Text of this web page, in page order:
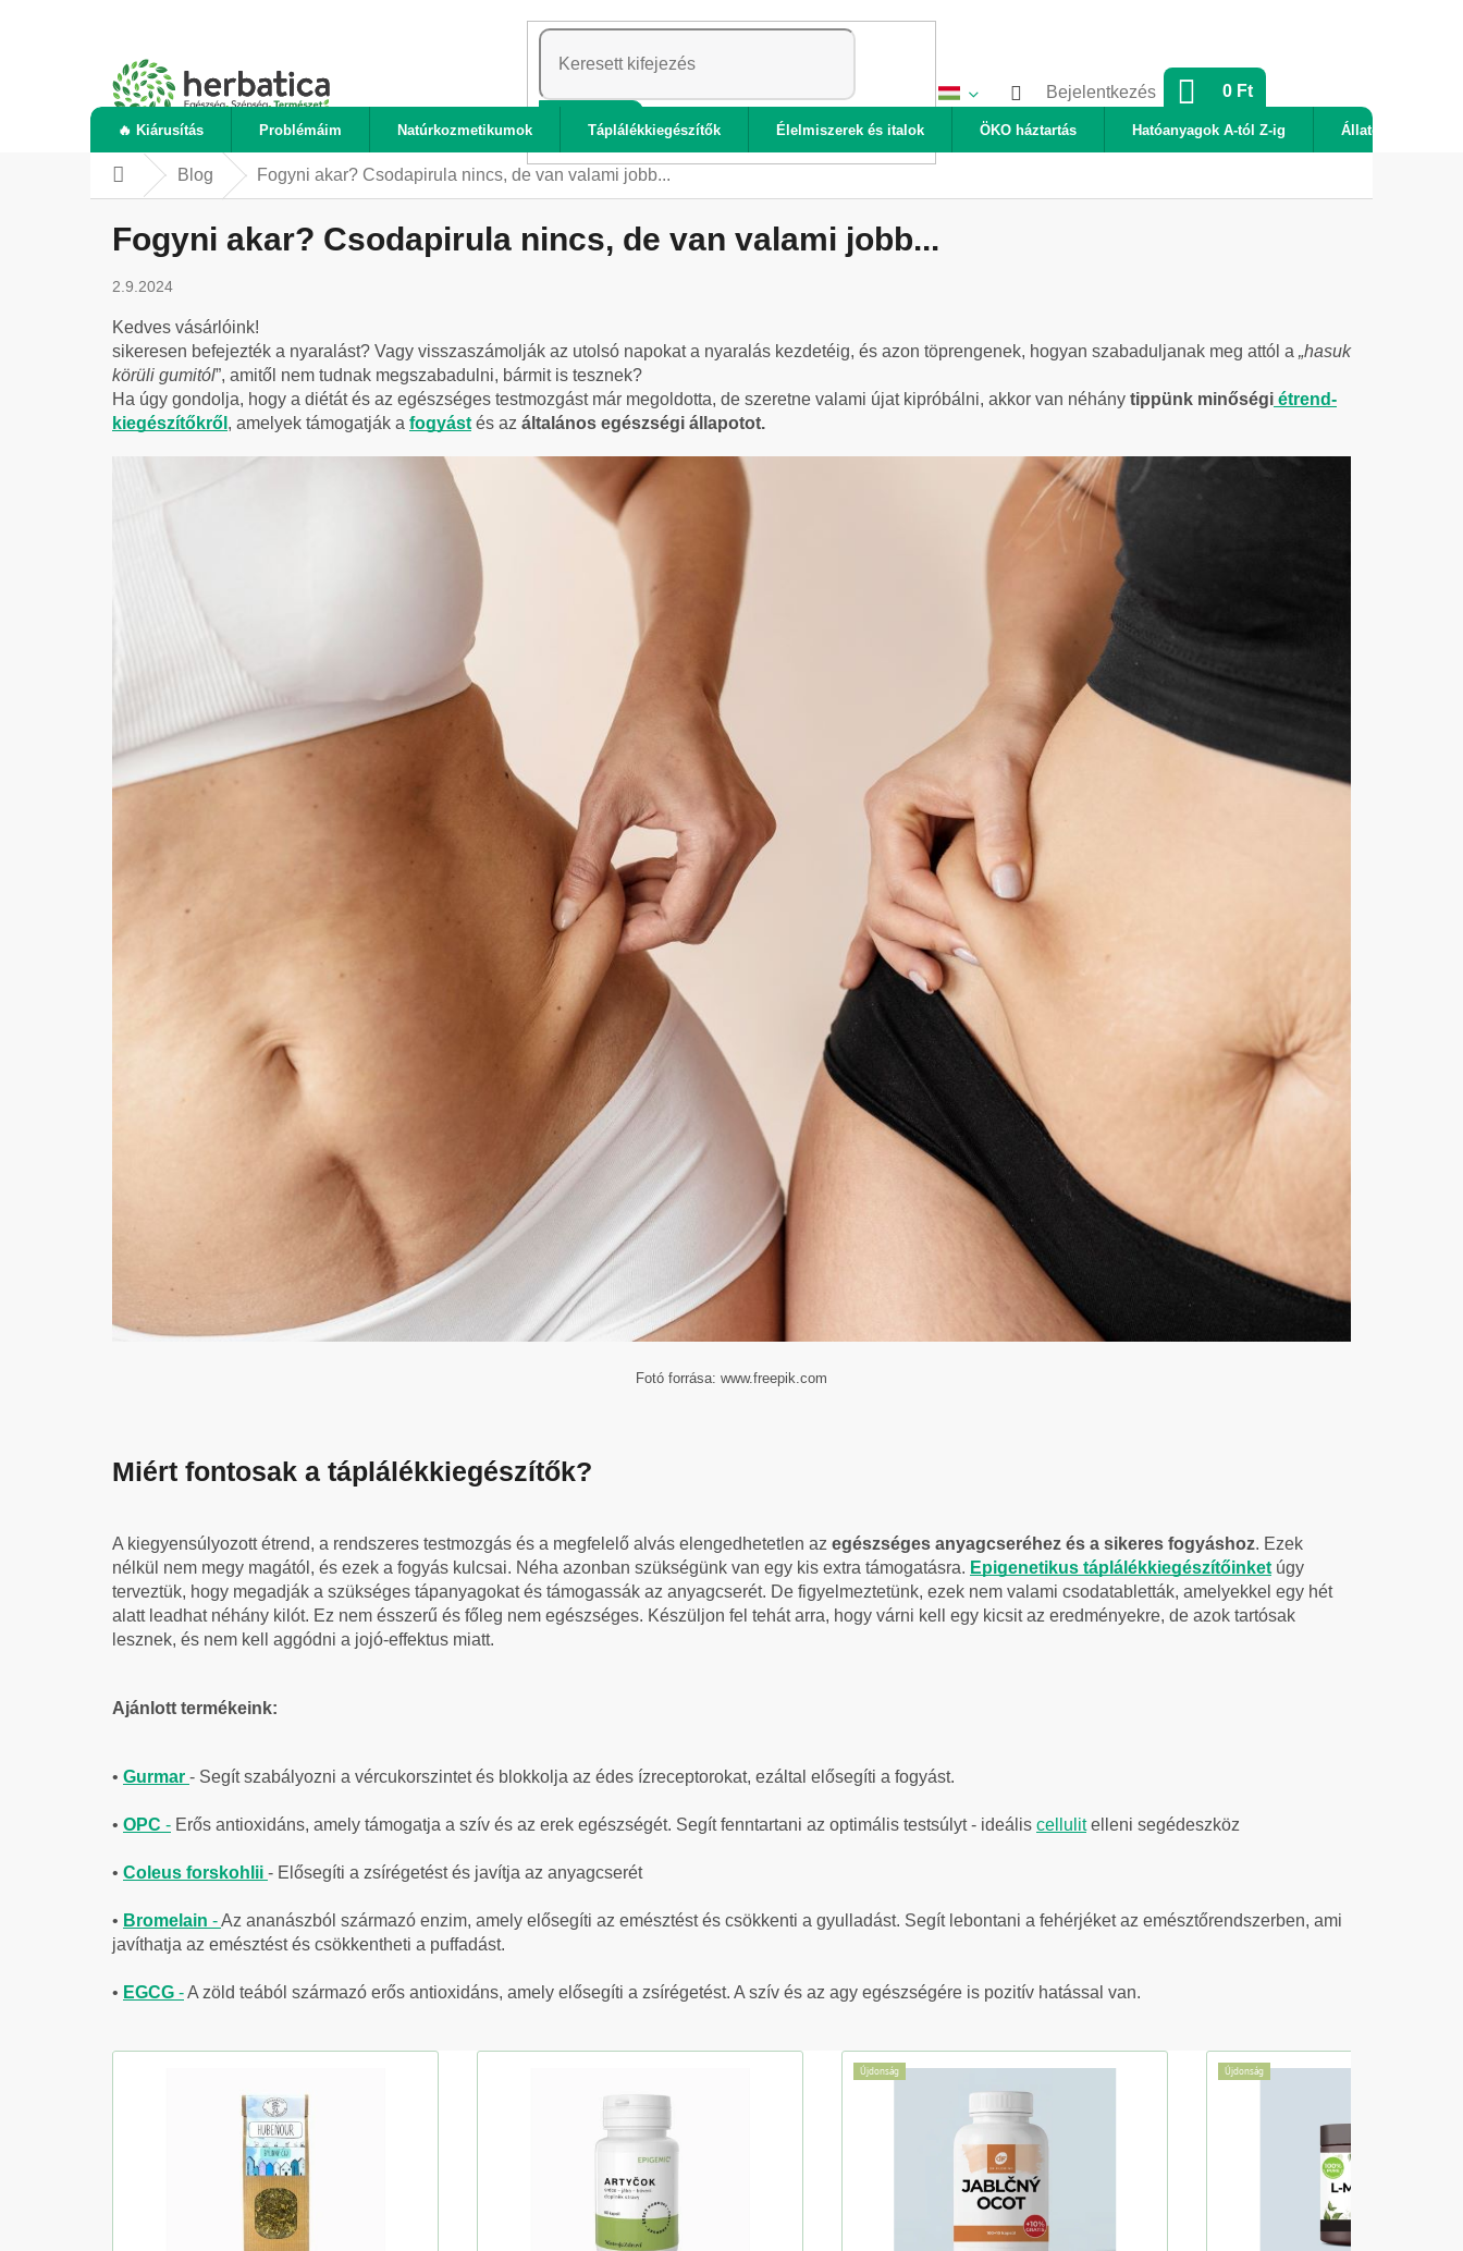
KERESÉS
Bejelentkezés KOSÁR
0 Ft
🔥 Kiárusítás Problémáim Natúrkozmetikumok Táplálékkiegészítők Élelmiszerek és italok ÖKO háztartás Hatóanyagok A-tól Z-ig Állatok
Kezdőlap
Blog Fogyni akar? Csodapirula nincs, de van valami jobb...
Fogyni akar? Csodapirula nincs, de van valami jobb...
2.9.2024
Kedves vásárlóink!
sikeresen befejezték a nyaralást? Vagy visszaszámolják az utolsó napokat a nyaralás kezdetéig, és azon töprengenek, hogyan szabaduljanak meg attól a „hasuk
körüli gumitól”, amitől nem tudnak megszabadulni, bármit is tesznek?
Ha úgy gondolja, hogy a diétát és az egészséges testmozgást már megoldotta, de szeretne valami újat kipróbálni, akkor van néhány tippünk minőségi étrend-
kiegészítőkről , amelyek támogatják a fogyást és az általános egészségi állapotot.
Fotó forrása: www.freepik.com
Miért fontosak a táplálékkiegészítők?
A kiegyensúlyozott étrend, a rendszeres testmozgás és a megfelelő alvás elengedhetetlen az egészséges anyagcseréhez és a sikeres fogyáshoz. Ezek
nélkül nem megy magától, és ezek a fogyás kulcsai. Néha azonban szükségünk van egy kis extra támogatásra. Epigenetikus táplálékkiegészítőinketúgy
terveztük, hogy megadják a szükséges tápanyagokat és támogassák az anyagcserét. De figyelmeztetünk, ezek nem valami csodatabletták, amelyekkel egy hét
alatt leadhat néhány kilót. Ez nem ésszerű és főleg nem egészséges. Készüljon fel tehát arra, hogy várni kell egy kicsit az eredményekre, de azok tartósak
lesznek, és nem kell aggódni a jojó-effektus miatt.
Ajánlott termékeink:
• Gurmar - Segít szabályozni a vércukorszintet és blokkolja az édes ízreceptorokat, ezáltal elősegíti a fogyást.
• OPC - Erős antioxidáns, amely támogatja a szív és az erek egészségét. Segít fenntartani az optimális testsúlyt - ideális cellulitelleni segédeszköz
• Coleus forskohlii - Elősegíti a zsírégetést és javítja az anyagcserét
• Bromelain -Az ananászból származó enzim, amely elősegíti az emésztést és csökkenti a gyulladást. Segít lebontani a fehérjéket az emésztőrendszerben, ami
javíthatja az emésztést és csökkentheti a puffadást.
• EGCG -A zöld teából származó erős antioxidáns, amely elősegíti a zsírégetést. A szív és az agy egészségére is pozitív hatással van.